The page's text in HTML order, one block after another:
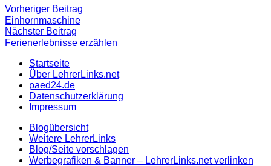
Beitragsnavigation
Vorheriger Beitrag
Einhornmaschine
Nächster Beitrag
Beitrag
Ferienerlebnisse erzählen
Startseite
Über LehrerLinks.net
paed24.de
Datenschutzerklärung
Impressum
Blogübersicht
Weitere LehrerLinks
Blog/Seite vorschlagen
Werbegrafiken & Banner – LehrerLinks.net verlinken